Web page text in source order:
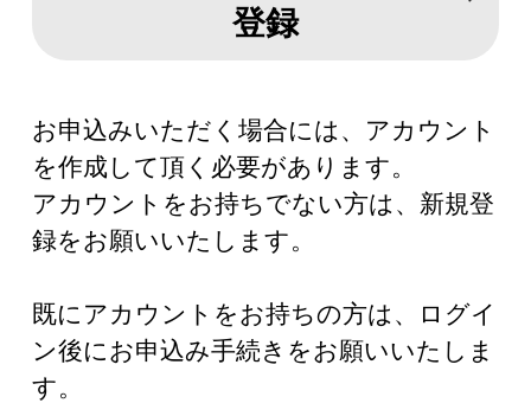
登録
お申込みいただく場合には、アカウント
を作成して頂く必要があります。
アカウントをお持ちでない方は、新規登
録をお願いいたします。
既にアカウントをお持ちの方は、ログイ
ン後にお申込み手続きをお願いいたしま
す。